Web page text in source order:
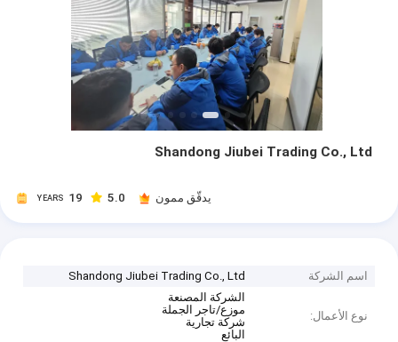
Shandong Jiubei Trading Co., Ltd
19
YEARS 5.0 يدقّق ممون
اسم الشركة Shandong Jiubei Trading Co., Ltd
نوع الأعمال:
الشركة المصنعة
موزع/تاجر الجملة
شركة تجارية
البائع